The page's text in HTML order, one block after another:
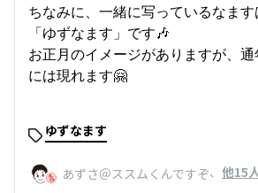
ちなみに、一緒に写っているなま
「ゆずなます」です🎶
お正月のイメージがありますが、
には現れます🤗
ゆずなます
あずさ＠ススムくんですぞ、 他15